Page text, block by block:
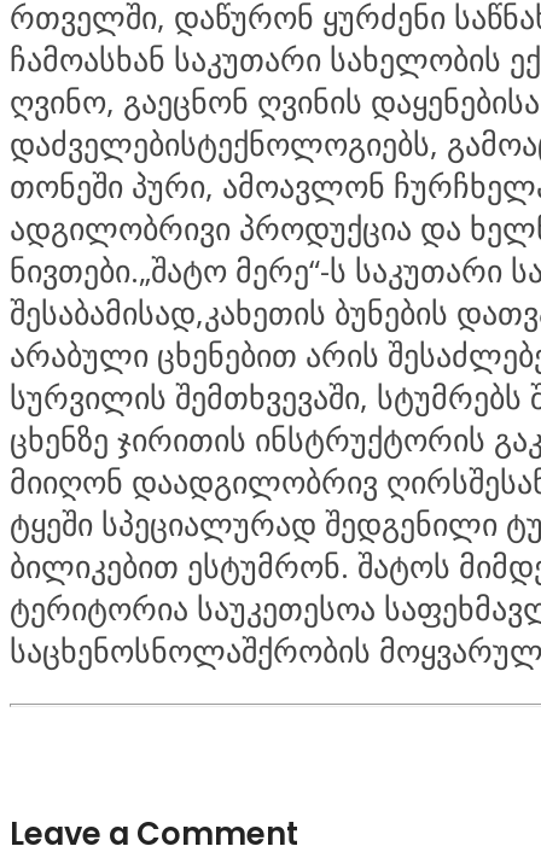
რთველში, დაწურონ ყურძენი
ჩამოასხან საკუთარი სახელობის
ღვინო, გაეცნონ ღვინის
დაძველებისტექნოლოგიებს,
თონეში პური, ამოავლონ
ადგილობრივი პროდუქცია და
ნივთები.„შატო მერე“-ს საკუთარი
შესაბამისად,კახეთის ბუნების
არაბული ცხენებით არის
სურვილის შემთხვევაში, სტუმრებს
ცხენზე ჯირითის ინსტრუქტორის
მიიღონ დაადგილობრივ
ტყეში სპეციალურად შედგენილი
ბილიკებით ესტუმრონ. შატოს
ტერიტორია საუკეთესოა
საცხენოსნოლაშქრობის
Leave a Comment